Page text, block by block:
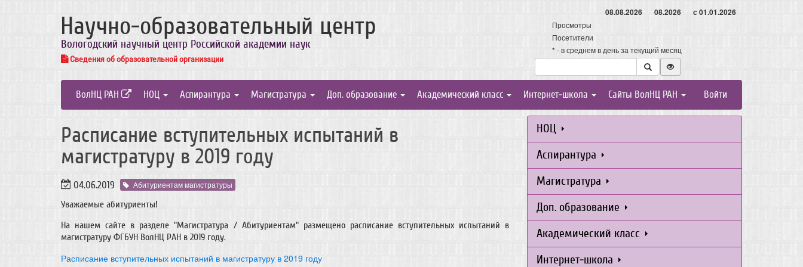
Научно-образовательный центр
Вологодский научный центр Российской академии наук
Сведения об образовательной организации
08.08.2026 08.2026 с 01.01.2026
Просмотры
Посетители
* - в среднем в день за текущий месяц
ВолНЦ РАН НОЦ Аспирантура Магистратура Доп. образование Академический класс Интернет-школа Сайты ВолНЦ РАН Войти
Расписание вступительных испытаний в
магистратуру в 2019 году
04.06.2019 Абитуриентам магистратуры
Уважаемые абитуриенты!
На нашем сайте в разделе "Магистратура / Абитуриентам" размещено расписание вступительных испытаний в
магистратуру ФГБУН ВолНЦ РАН в 2019 году.
Расписание вступительных испытаний в магистратуру в 2019 году
НОЦ
Аспирантура
Магистратура
Доп. образование
Академический класс
Интернет-школа